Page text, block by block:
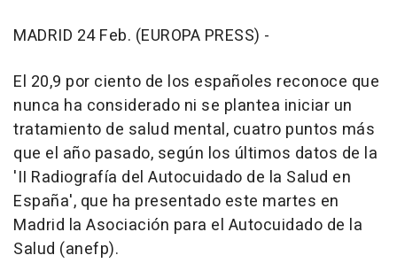
MADRID 24 Feb. (EUROPA PRESS) -
El 20,9 por ciento de los españoles reconoce que
nunca ha considerado ni se plantea iniciar un
tratamiento de salud mental, cuatro puntos más
que el año pasado, según los últimos datos de la
'II Radiografía del Autocuidado de la Salud en
España', que ha presentado este martes en
Madrid la Asociación para el Autocuidado de la
Salud (anefp).